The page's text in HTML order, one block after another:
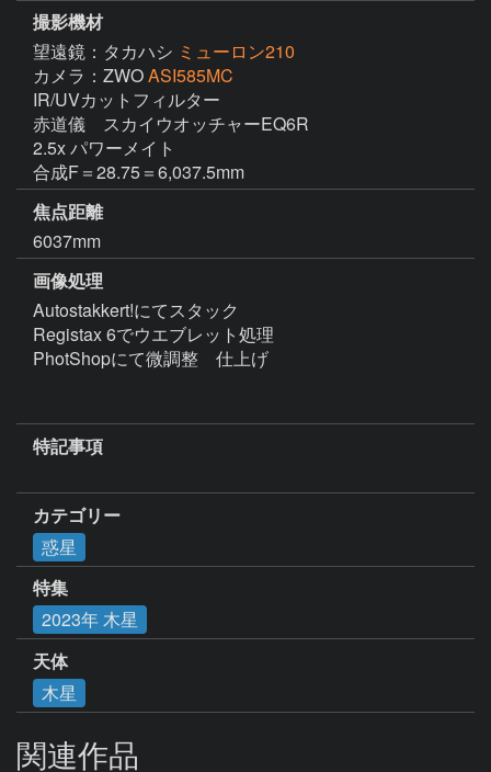
撮影機材
望遠鏡：タカハシ ミューロン210
カメラ：ZWOASI585MC
IR/UVカットフィルター
赤道儀　スカイウオッチャーEQ6R
2.5x パワーメイト
焦点距離
6037mm
画像処理
Autostakkert!にてスタック
Registax 6でウエブレット処理
PhotShopにて微調整　仕上げ
特記事項
カテゴリー
惑星
特集
2023年 木星
天体
木星
関連作品